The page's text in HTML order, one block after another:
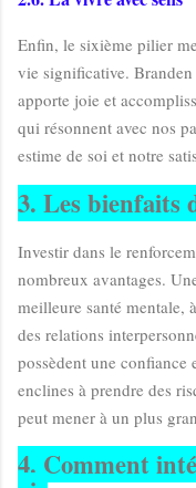
Enfin, le sixième pilier
vie significative.
apporte joie et
qui résonnent avec nos
estime de soi et notre
3. Les bienfaits
Investir dans le
nombreux avantages.
meilleure santé mentale,
des relations
possèdent une confiance
enclines à prendre des
peut mener à un plus
4. Comment